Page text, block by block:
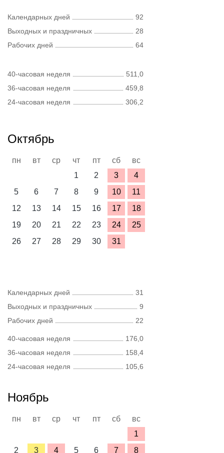
Календарных дней
92
Выходных и праздничных
28
Рабочих дней
64
40-часовая неделя
511,0
36-часовая неделя
459,8
24-часовая неделя
306,2
Октябрь
пн вт ср чт пт сб
вс
1
2 3
4
5
6 7 8 9 10
11
12
13 14 15 16 17
18
19
20 21 22 23 24
25
26
27 28 29 30 31
Календарных дней
31
Выходных и праздничных
9
Рабочих дней
22
40-часовая неделя
176,0
36-часовая неделя
158,4
24-часовая неделя
105,6
Ноябрь
пн вт ср чт пт сб
вс
1
2
3 4 5 6 7 8